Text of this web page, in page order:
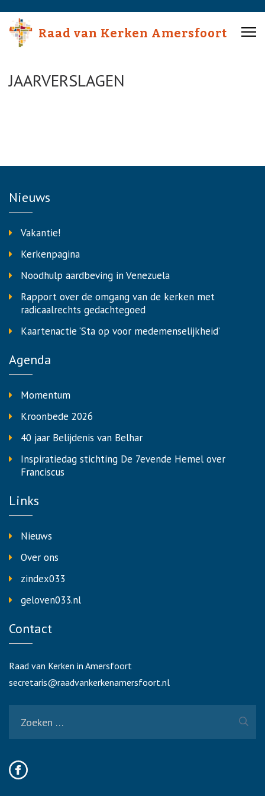
content
Enter)
Raad van Kerken Amersfoort
JAARVERSLAGEN
Nieuws
Vakantie!
Kerkenpagina
Noodhulp aardbeving in Venezuela
Rapport over de omgang van de kerken met
radicaalrechts gedachtegoed
Kaartenactie ‘Sta op voor medemenselijkheid’
Agenda
Momentum
Kroonbede 2026
40 jaar Belijdenis van Belhar
Inspiratiedag stichting De 7evende Hemel over
Franciscus
Links
Nieuws
Over ons
zindex033
geloven033.nl
Contact
Raad van Kerken in Amersfoort
secretaris@raadvankerkenamersfoort.nl